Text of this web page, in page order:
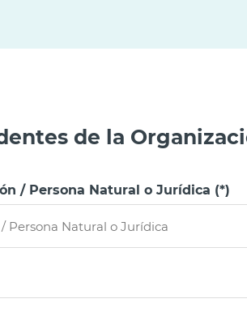
de la
/ Persona Natural o Jurídica (*)